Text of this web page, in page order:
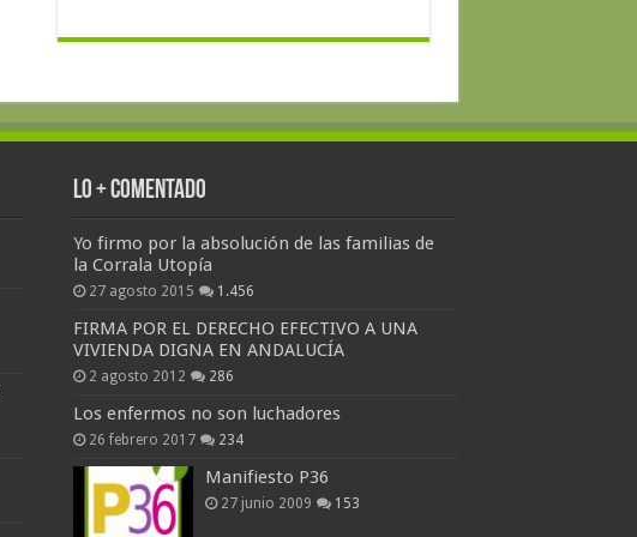
Lo + Comentado
Yo firmo por la absolución de las familias de
la Corrala Utopía
27 agosto 2015 1.456
FIRMA POR EL DERECHO EFECTIVO A UNA
VIVIENDA DIGNA EN ANDALUCÍA
2 agosto 2012 286
Los enfermos no son luchadores
26 febrero 2017 234
Manifiesto P36
27 junio 2009 153